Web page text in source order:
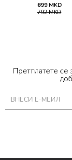
TOP
699 MKD
792MKD
Претплатете се